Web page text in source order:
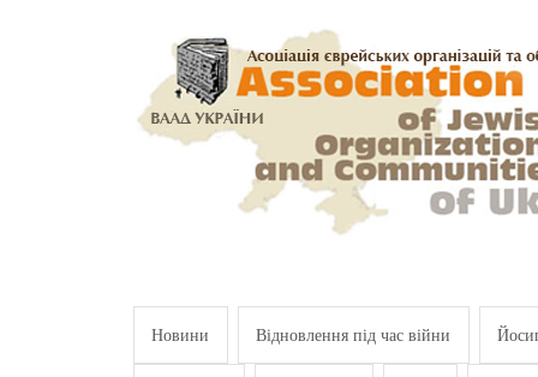
Новини Відновлення під час війни